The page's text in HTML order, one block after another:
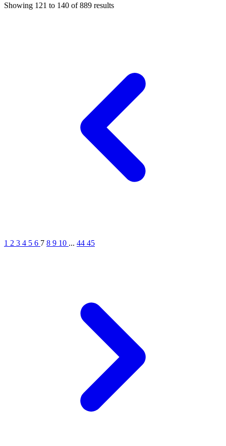
Showing 121 to 140 of889 results
1 2 3 4 5 6 7 8 9 10 ... 44 45